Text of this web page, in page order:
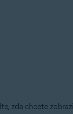
zda chcete